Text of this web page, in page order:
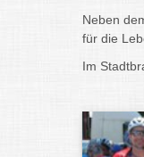
Neben
für die
Im